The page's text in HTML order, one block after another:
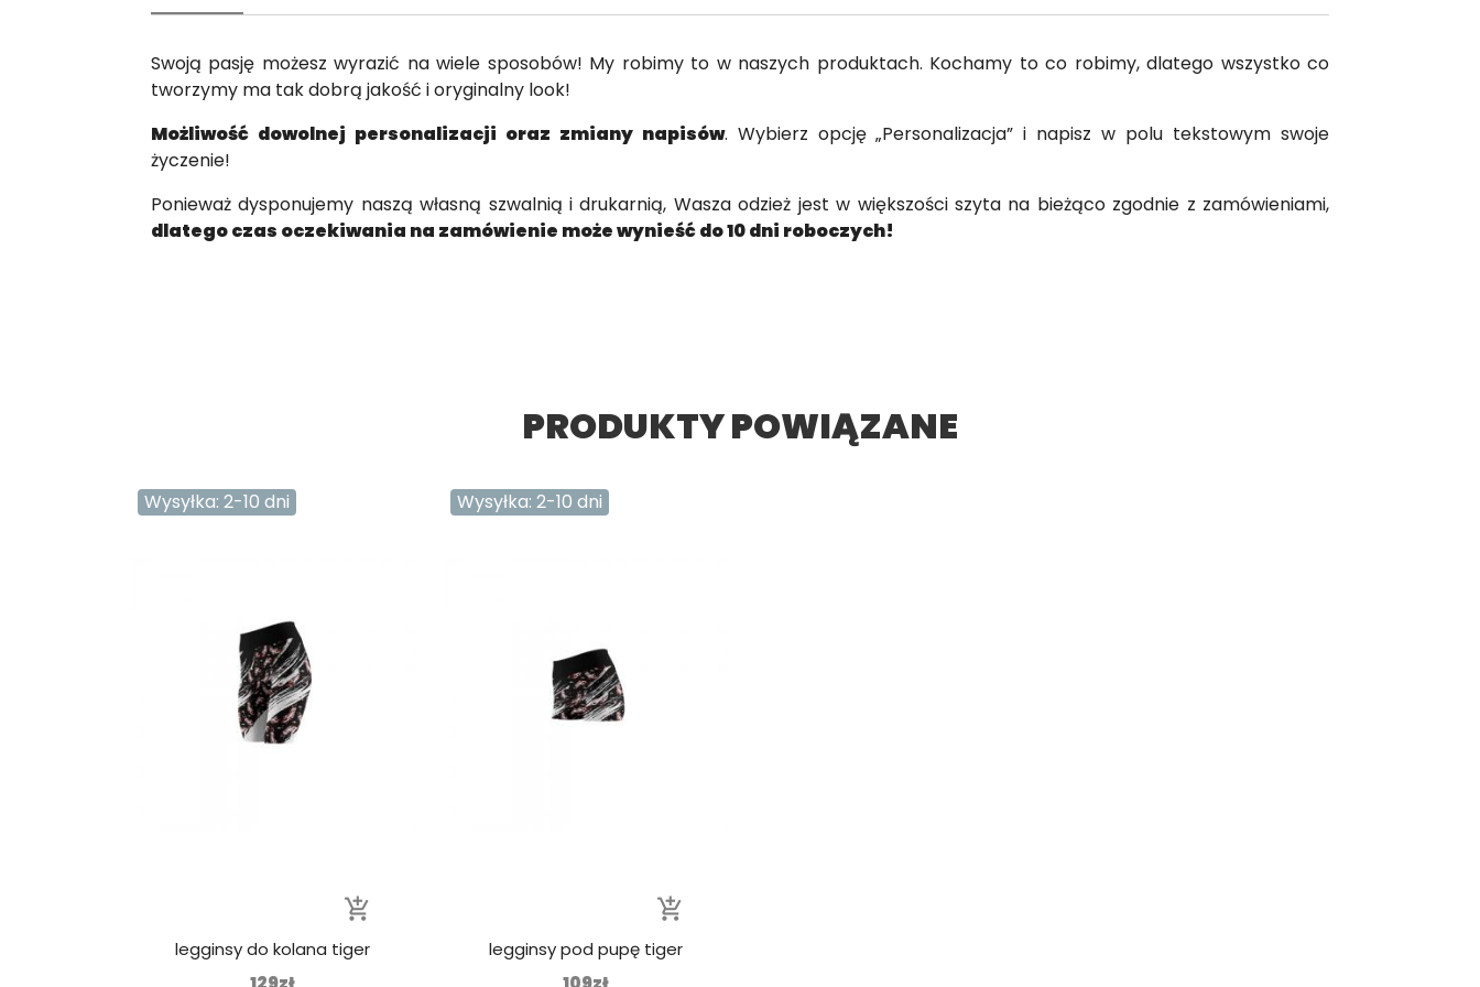
Swoją pasję możesz wyrazić na wiele sposobów! My robimy to w naszych produktach. Kochamy to co robimy, dlatego wszystko co
tworzymy ma tak dobrą jakość i oryginalny look!
Możliwość dowolnej personalizacji oraz zmiany napisów. Wybierz opcję „Personalizacja” i napisz w polu tekstowym swoje
życzenie!
Ponieważ dysponujemy naszą własną szwalnią i drukarnią, Wasza odzież jest w większości szyta na bieżąco zgodnie z zamówieniami,
dlatego czas oczekiwania na zamówienie może wynieść do 10 dni roboczych!
PRODUKTY POWIĄZANE
Wysyłka: 2-10 dni
add_shopping_cart
legginsy do kolana tiger
Wysyłka: 2-10 dni
add_shopping_cart
legginsy pod pupę tiger